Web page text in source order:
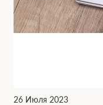
26 Июля 2023